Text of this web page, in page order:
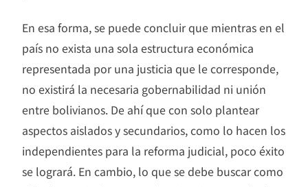
En esa forma, se puede concluir que mientras en el
país no exista una sola estructura económica
representada por una justicia que le corresponde,
no existirá la necesaria gobernabilidad ni unión
entre bolivianos. De ahí que con solo plantear
aspectos aislados y secundarios, como lo hacen los
independientes para la reforma judicial, poco éxito
se logrará. En cambio, lo que se debe buscar como